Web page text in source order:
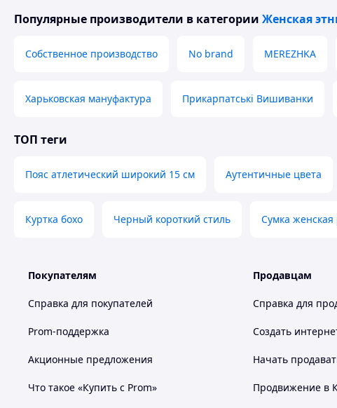
Рекомендації по догляду:
ручне прання до 30
курортному БУКОВЕЛІ променад "
Телефонуйте +38
Чому варто купувати Товар в
Популярные производители в категории Женская
Собственное производство No brand MEREZHKA
Харьковская мануфактура Прикарпатські Вишиванки
ТОП теги
Пояс атлетический широкий 15 см Аутентичные цвета
Куртка бохо Черный короткий стиль Сумка
Покупателям
Справка для покупателей
Prom-поддержка
Акционные предложения
Что такое «Купить с Prom»
Продавцам
Справка для
Создать
Начать
Продвижение в